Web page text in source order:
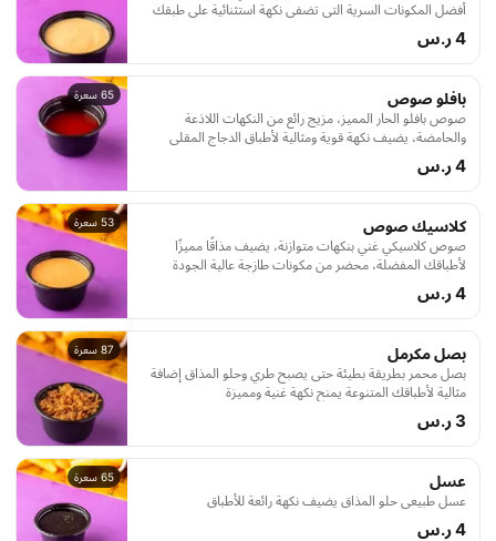
أفضل المكونات السرية التي تضفي نكهة استثنائية على طبقك
المفضل، يجعل كل لقمة تجربة لا تُنسى
4 ر.س
65 سعرة بافلو صوص
صوص بافلو الحار المميز، مزيج رائع من النكهات اللاذعة
والحامضة، يضيف نكهة قوية ومثالية لأطباق الدجاج المقلي
والأجنحة، استمتع بتجربة مذاق أصيل وحار
4 ر.س
53 سعرة كلاسيك صوص
صوص كلاسيكي غني بنكهات متوازنة، يضيف مذاقًا مميزًا
لأطباقك المفضلة، محضر من مكونات طازجة عالية الجودة
لتعزيز تجربة الطعام
4 ر.س
87 سعرة بصل مكرمل
بصل محمر بطريقة بطيئة حتى يصبح طري وحلو المذاق إضافة
مثالية لأطباقك المتنوعة يمنح نكهة غنية ومميزة
3 ر.س
65 سعرة عسل
عسل طبيعي حلو المذاق يضيف نكهة رائعة للأطباق
4 ر.س